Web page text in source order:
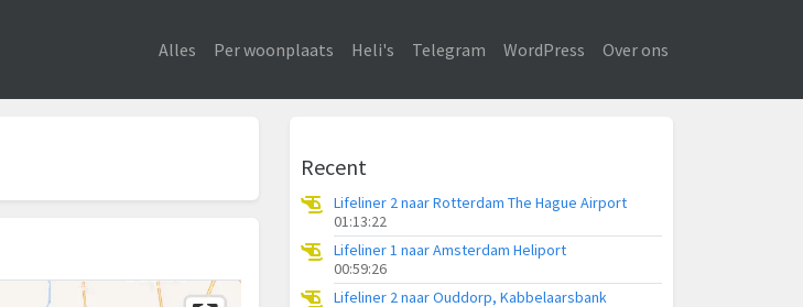
Alles Per woonplaats Heli's Telegram WordPress Over ons
Recent
Lifeliner 2 naar Rotterdam The Hague Airport
01:13:22
Lifeliner 1 naar Amsterdam Heliport
00:59:26
Lifeliner 2 naar Ouddorp, Kabbelaarsbank